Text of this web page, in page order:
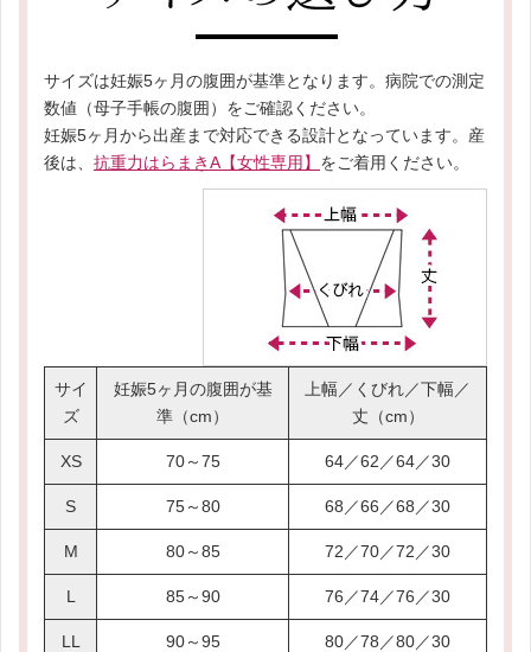
サイズは妊娠5ヶ月の腹囲が基準となります。病院での測定
数値（母子手帳の腹囲）をご確認ください。
妊娠5ヶ月から出産まで対応できる設計となっています。産
後は、 抗重力はらまきA【女性専用】 をご着用ください。
サイ
ズ
妊娠5ヶ月の腹囲が基
準（cm）
上幅／くびれ／下幅／
丈（cm）
XS 70～75 64／62／64／30
S 75～80 68／66／68／30
M 80～85 72／70／72／30
L 85～90 76／74／76／30
LL 90～95 80／78／80／30